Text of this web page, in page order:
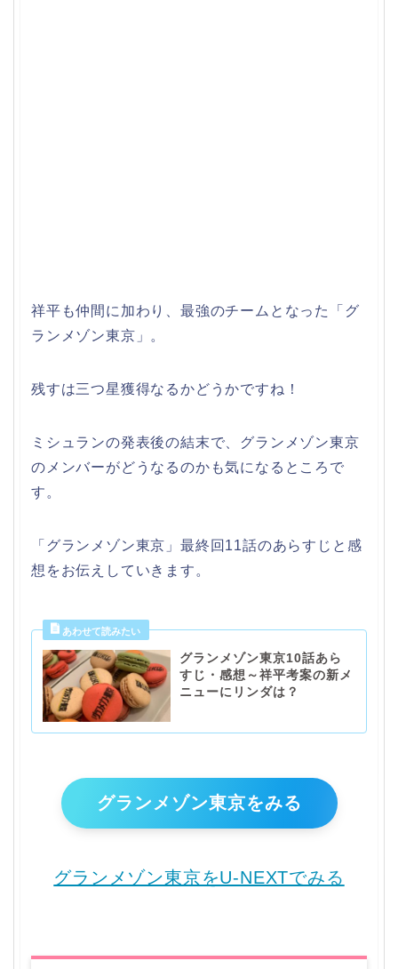
祥平も仲間に加わり、最強のチームとなった「グ
ランメゾン東京」。
残すは三つ星獲得なるかどうかですね！
ミシュランの発表後の結末で、グランメゾン東京
のメンバーがどうなるのかも気になるところで
す。
「グランメゾン東京」最終回11話のあらすじと感
想をお伝えしていきます。
グランメゾン東京10話あら
すじ・感想～祥平考案の新メ
ニューにリンダは？
グランメゾン東京をみる
グランメゾン東京をU-NEXTでみる